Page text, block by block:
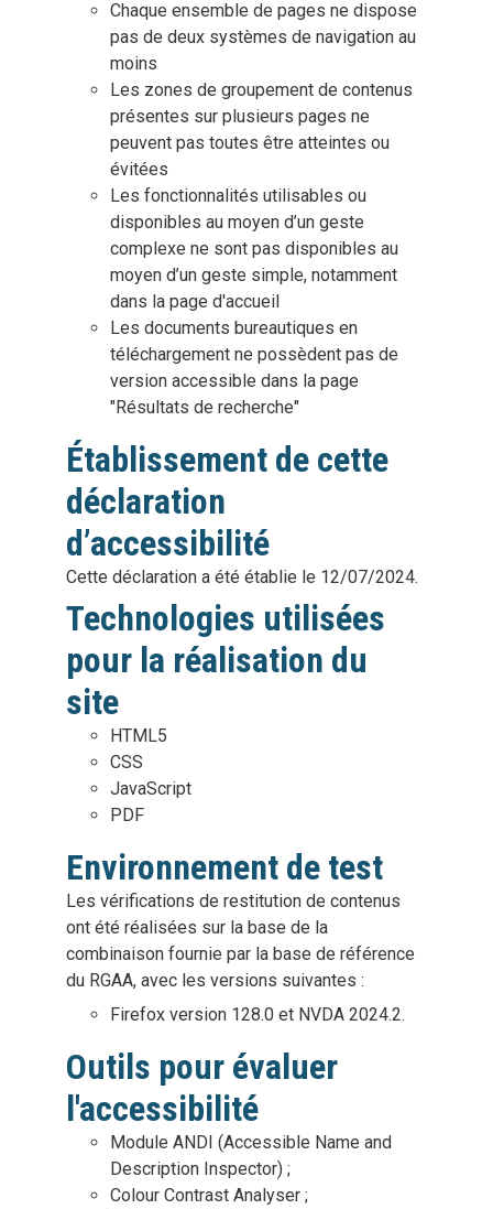
Chaque ensemble de pages ne dispose
pas de deux systèmes de navigation au
moins
Les zones de groupement de contenus
présentes sur plusieurs pages ne
peuvent pas toutes être atteintes ou
évitées
Les fonctionnalités utilisables ou
disponibles au moyen d’un geste
complexe ne sont pas disponibles au
moyen d’un geste simple, notamment
dans la page d'accueil
Les documents bureautiques en
téléchargement ne possèdent pas de
version accessible dans la page
"Résultats de recherche"
Établissement de cette
déclaration
d’accessibilité
Cette déclaration a été établie le 12/07/2024.
Technologies utilisées
pour la réalisation du
site
HTML5
CSS
JavaScript
PDF
Environnement de test
Les vérifications de restitution de contenus
ont été réalisées sur la base de la
combinaison fournie par la base de référence
du RGAA, avec les versions suivantes :
Firefox version 128.0 et NVDA 2024.2.
Outils pour évaluer
l'accessibilité
Module ANDI (Accessible Name and
Description Inspector) ;
Colour Contrast Analyser ;